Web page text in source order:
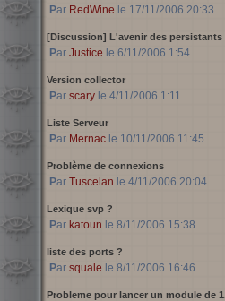
Par RedWine le 17/11/2006 20:33
[Discussion] L'avenir des persistants
Par Justice le 6/11/2006 1:54
Version collector
Par scaryle 4/11/2006 1:11
Liste Serveur
Par Mernacle 10/11/2006 11:45
Problème de connexions
Par Tuscelan le 4/11/2006 20:04
Lexique svp ?
Par katoun le 8/11/2006 15:38
liste des ports ?
Par squale le 8/11/2006 16:46
Probleme pour lancer un module de